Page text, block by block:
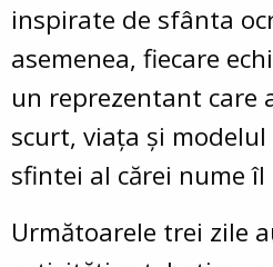
inspirate de sfânta
asemenea, fiecare
un reprezentant care
scurt, viața și
sfintei al cărei nume
Următoarele trei zile